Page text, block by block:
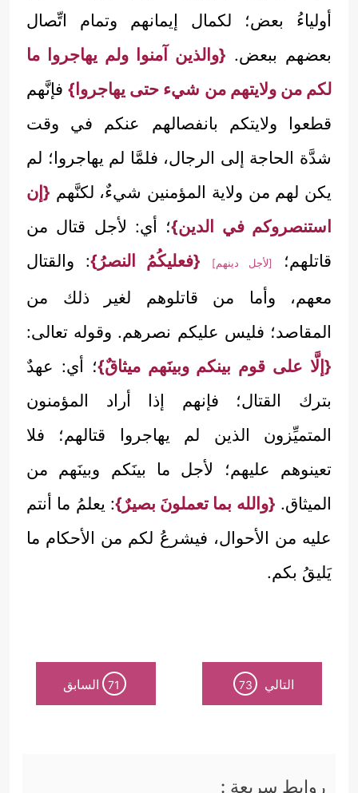
أولياءُ بعض؛ لكمال إيمانهم وتمام اتِّصال
بعضهم ببعض. {والذين آمنوا ولم يهاجروا ما
لكم من ولايتهم من شيء حتى يهاجروا}فإنَّهم
قطعوا ولايتكم بانفصالهم عنكم في وقت
شدَّة الحاجة إلى الرجال، فلمَّا لم يهاجروا؛ لم
يكن لهم من ولاية المؤمنين شيءٌ، لكنَّهم {إن
استنصروكم في الدين}؛ أي: لأجل قتال من
قاتلهم؛
[لأجل دينهم] {فعليكُمُ النصرُ}: والقتال
معهم، وأما من قاتلوهم لغير ذلك من
المقاصد؛ فليس عليكم نصرهم. وقوله تعالى:
{إلَّا على قوم بينكم وبينَهم ميثاقٌ}؛ أي: عهدٌ
بترك القتال؛ فإنهم إذا أراد المؤمنون
المتميِّزون الذين لم يهاجروا قتالهم؛ فلا
تعينوهم عليهم؛ لأجل ما بينَكم وبينَهم من
الميثاق. {والله بما تعملونَ بصيرٌ}: يعلمُ ما أنتم
عليه من الأحوال، فيشرعُ لكم من الأحكام ما
يَليقُ بكم.
التالي 73
71 السابق
روابط سريعة :